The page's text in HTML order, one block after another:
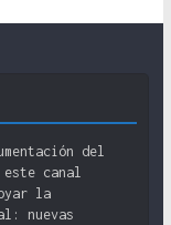
del
canal
la
nuevas